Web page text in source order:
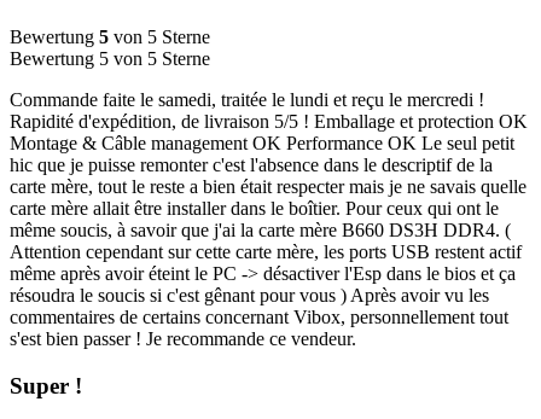
Bewertung 5 von 5 Sterne
Bewertung 5 von 5 Sterne
Commande faite le samedi, traitée le lundi et reçu le mercredi !
Rapidité d'expédition, de livraison 5/5 ! Emballage et protection OK
Montage & Câble management OK Performance OK Le seul petit
hic que je puisse remonter c'est l'absence dans le descriptif de la
carte mère, tout le reste a bien était respecter mais je ne savais quelle
carte mère allait être installer dans le boîtier. Pour ceux qui ont le
même soucis, à savoir que j'ai la carte mère B660 DS3H DDR4. (
Attention cependant sur cette carte mère, les ports USB restent actif
même après avoir éteint le PC -> désactiver l'Esp dans le bios et ça
résoudra le soucis si c'est gênant pour vous ) Après avoir vu les
commentaires de certains concernant Vibox, personnellement tout
s'est bien passer ! Je recommande ce vendeur.
Super !